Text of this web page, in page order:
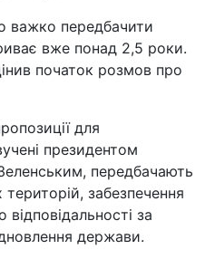
важко передбачити
вже понад 2,5 роки.
початок розмов про
для
президентом
передбачають
забезпечення
за
держави.